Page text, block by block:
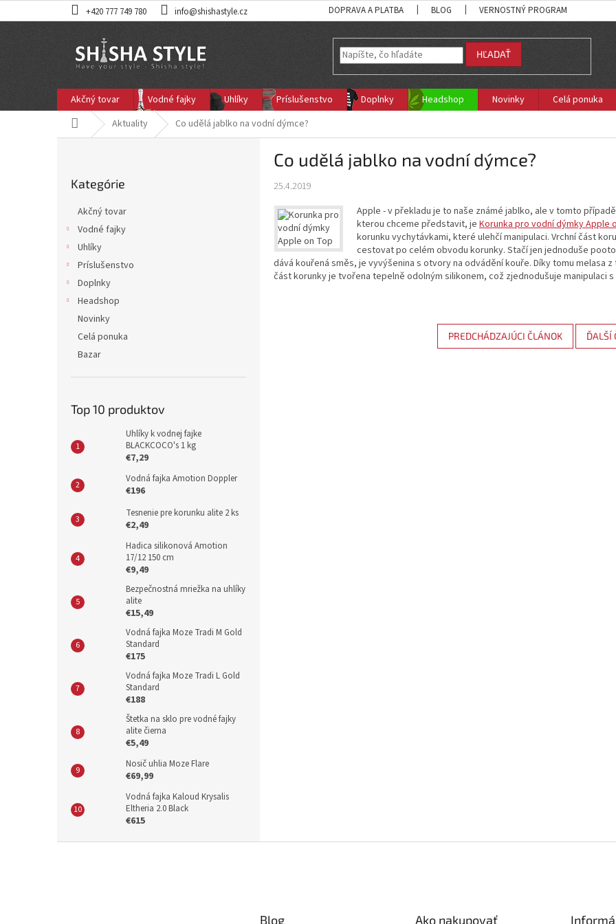
na
+420 777 749 780 info@shishastyle.cz DOPRAVA A PLATBA BLOG VERNOSTNÝ PROGRAM
HĽADAŤ
Akčný tovar Vodné fajky Uhlíky Príslušenstvo Doplnky Headshop Novinky Celá ponuka
DomovAktuality Co udělá jablko na vodní dýmce?
kategórie
Kategórie
Akčný tovar
Vodné fajky
Uhlíky
Príslušenstvo
Doplnky
Headshop
Novinky
Celá ponuka
Bazar
Top 10 produktov
Uhlíky k vodnej fajke
BLACKCOCO's 1 kg
€7,29
Vodná fajka Amotion Doppler
€196
Tesnenie pre korunku alite 2 ks
€2,49
Hadica silikonová Amotion
17/12 150 cm
€9,49
Bezpečnostná mriežka na uhlíky
alite
€15,49
Vodná fajka Moze Tradi M Gold
Standard
€175
Vodná fajka Moze Tradi L Gold
Standard
€188
Štetka na sklo pre vodné fajky
alite čierna
€5,49
Nosič uhlia Moze Flare
€69,99
Vodná fajka Kaloud Krysalis
Eltheria 2.0 Black
€615
Co udělá jablko na vodní dýmce?
25.4.2019
Apple - v překladu je to naše známé jablko, ale v tomto
kterou chceme představit, je Korunka pro vodní dýmky Apple
korunku vychytávkami, které ulehčí manipulaci. Vrchní část
cestovat po celém obvodu korunky. Stačí jen jednoduše
dává kouřená směs, je vyvýšenina s otvory na odvádění kouře. Díky tomu melasa
část korunky je tvořena tepelně odolným silikonem, což zjednodušuje manipulaci
PREDCHÁDZAJÚCI ČLÁNOK ĎALŠÍ
Blog Ako nakupovať